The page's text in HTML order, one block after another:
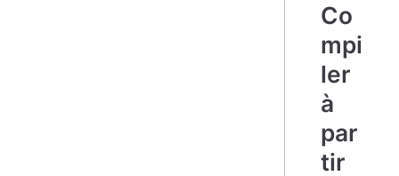
Co
mpi
ler
à
par
tir